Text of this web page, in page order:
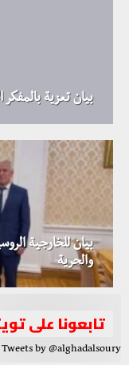
بيان تعزية
بيان للخارجية
والحرية
تابعونا على
Tweets by @alghadalsoury